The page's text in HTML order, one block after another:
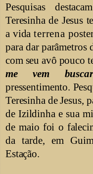
Pesquisas
Teresinha de Jesus
a vidaterrena
para dar parâmetros
com seu avô pouco
me vem buscar
pressentimento.
Teresinha de Jesus,
de Izildinha e sua
de maio foi o
da tarde, em
Estação.